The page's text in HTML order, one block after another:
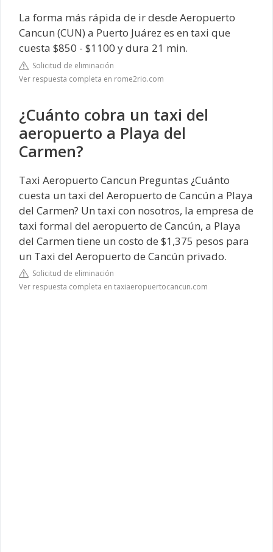
La forma más rápida de ir desde Aeropuerto
Cancun (CUN) a Puerto Juárez es en taxi que
cuesta $850 - $1100 y dura 21 min.
Solicitud de eliminación
Ver respuesta completa en rome2rio.com
¿Cuánto cobra un taxi del
aeropuerto a Playa del
Carmen?
Taxi Aeropuerto Cancun Preguntas ¿Cuánto
cuesta un taxi del Aeropuerto de Cancún a Playa
del Carmen? Un taxi con nosotros, la empresa de
taxi formal del aeropuerto de Cancún, a Playa
del Carmen tiene un costo de $1,375 pesos para
un Taxi del Aeropuerto de Cancún privado.
Solicitud de eliminación
Ver respuesta completa en taxiaeropuertocancun.com